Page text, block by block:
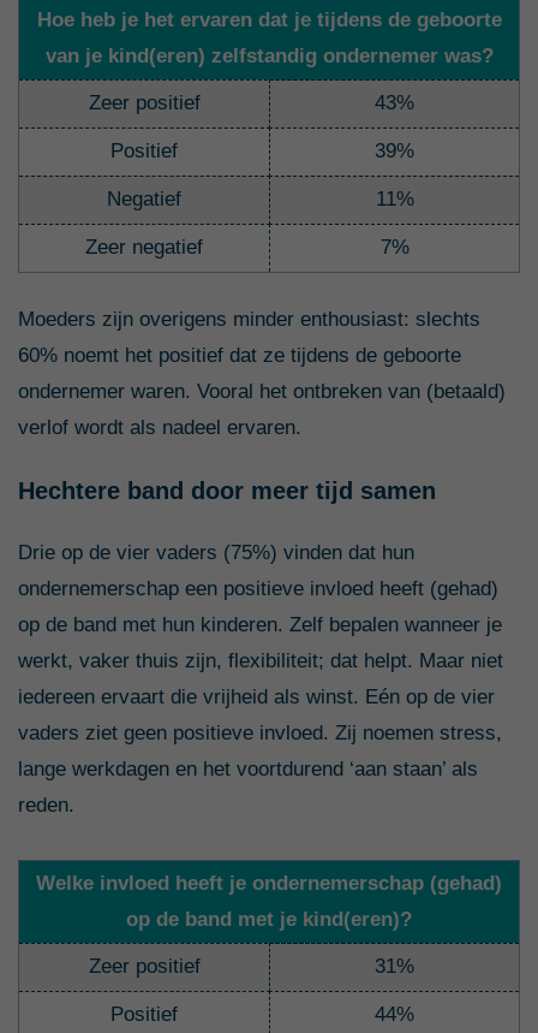
Hoe heb je het ervaren dat je tijdens de geboorte
van je kind(eren) zelfstandig ondernemer was?
Zeer positief 43%
Positief 39%
Negatief 11%
Zeer negatief 7%
Moeders zijn overigens minder enthousiast: slechts
60% noemt het positief dat ze tijdens de geboorte
ondernemer waren. Vooral het ontbreken van (betaald)
verlof wordt als nadeel ervaren.
Hechtere band door meer tijd samen
Drie op de vier vaders (75%) vinden dat hun
ondernemerschap een positieve invloed heeft (gehad)
op de band met hun kinderen. Zelf bepalen wanneer je
werkt, vaker thuis zijn, flexibiliteit; dat helpt. Maar niet
iedereen ervaart die vrijheid als winst. Eén op de vier
vaders ziet geen positieve invloed. Zij noemen stress,
lange werkdagen en het voortdurend ‘aan staan’ als
reden.
Welke invloed heeft je ondernemerschap (gehad)
op de band met je kind(eren)?
Zeer positief 31%
Positief 44%